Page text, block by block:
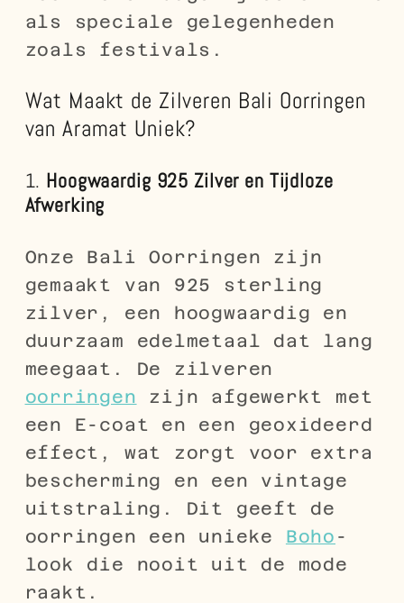
als speciale gelegenheden
zoals festivals.
Wat Maakt de Zilveren Bali Oorringen
van Aramat Uniek?
1. Hoogwaardig 925 Zilver en Tijdloze
Afwerking
Onze Bali Oorringen zijn
gemaakt van 925 sterling
zilver, een hoogwaardig en
duurzaam edelmetaal dat lang
meegaat. De zilveren
oorringen zijn afgewerkt met
een E-coat en een geoxideerd
effect, wat zorgt voor extra
bescherming en een vintage
uitstraling. Dit geeft de
oorringen een unieke Boho -
look die nooit uit de mode
raakt.